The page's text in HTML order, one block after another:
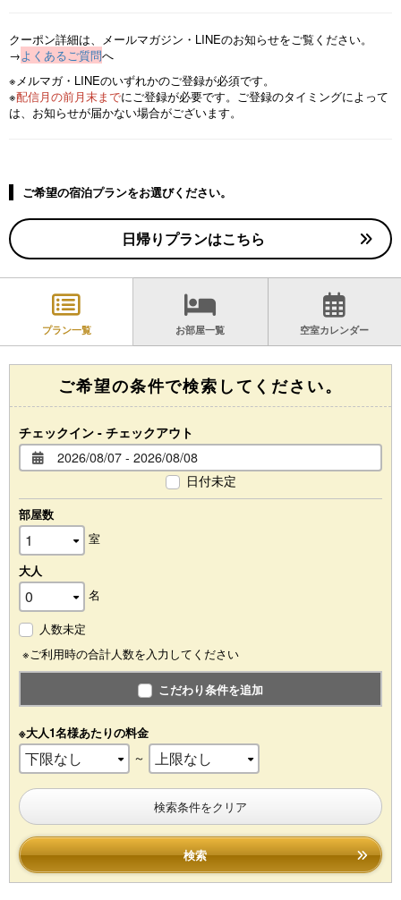
クーポン詳細は、メールマガジン・LINEのお知らせをご覧ください。
→よくあるご質問へ
※メルマガ・LINEのいずれかのご登録が必須です。
※配信月の前月末までにご登録が必要です。ご登録のタイミングによって
は、お知らせが届かない場合がございます。
ご希望の宿泊プランをお選びください。
日帰りプランはこちら
プラン一覧 お部屋一覧 空室カレンダー
ご希望の条件で検索してください。
チェックイン - チェックアウト
日付未定
部屋数
室
大人
名
人数未定
※ご利用時の合計人数を入力してください
こだわり条件を追加
※大人1名様あたりの料金
～
検索条件をクリア
検索